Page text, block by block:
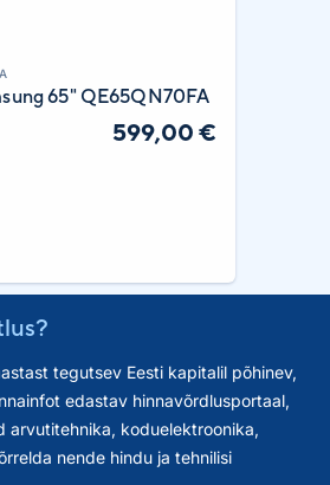
65" QE65QN70FA
599,00 €
tegutsev Eesti kapitalil põhinev,
edastav hinnavõrdlusportaal,
arvutitehnika, koduelektroonika,
nende hindu ja tehnilisi